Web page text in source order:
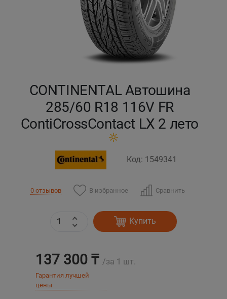
CONTINENTAL Автошина
285/60 R18 116V FR
ContiCrossContact LX 2 лето
Код: 1549341
0 отзывов В избранное Сравнить
Купить
137 300 ₸ /за 1 шт.
Гарантия лучшей
цены
Павлодар
Петропавловск
Уральск
Усть-Каменогорск